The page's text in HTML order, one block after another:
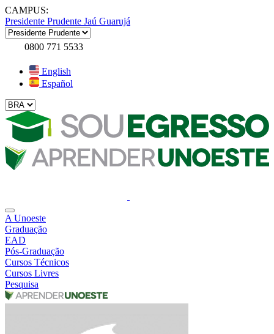
CAMPUS:
Presidente Prudente Jaú Guarujá
0800 771 5533
English
Español
A Unoeste
Graduação
EAD
Pós-Graduação
Cursos Técnicos
Cursos Livres
Pesquisa